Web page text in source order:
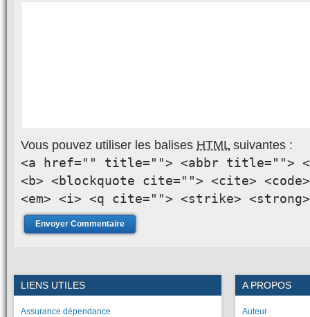
Vous pouvez utiliser les balises HTMLsuivantes :
<a href="" title=""> <abbr title="">
<b> <blockquote cite=""> <cite>
<em> <i> <q cite=""> <strike> <strong>
LIENS UTILES
Assurance dépendance
A PROPOS
Auteur